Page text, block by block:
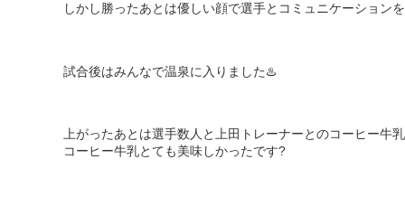
しかし勝ったあとは優しい顔で選手とコミュニケーション
試合後はみんなで温泉に入りました♨️
上がったあとは選手数人と上田トレーナーとのコーヒー牛
コーヒー牛乳とても美味しかったです?